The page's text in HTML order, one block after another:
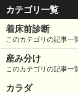
カテゴリ一覧
着床前診断
このカテゴリの記事一
産み分け
このカテゴリの記事一
カラダ